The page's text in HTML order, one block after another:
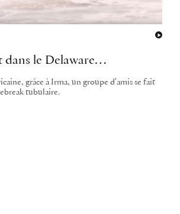
dans le Delaware…
grâce à Irma, un groupe d'amis se fait
tubulaire.